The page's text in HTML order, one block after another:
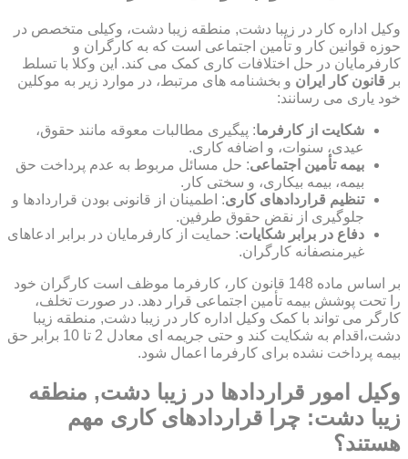
وکیل اداره کار در زیبا دشت, منطقه زیبا دشت، وکیلی متخصص در
حوزه قوانین کار و تأمین اجتماعی است که به کارگران و
کارفرمایان در حل اختلافات کاری کمک می کند. این وکلا با تسلط
بر قانون کار ایران و بخشنامه های مرتبط، در موارد زیر به موکلین
خود یاری می رسانند:
شکایت از کارفرما: پیگیری مطالبات معوقه مانند حقوق،
عیدی، سنوات، و اضافه کاری.
بیمه تأمین اجتماعی: حل مسائل مربوط به عدم پرداخت حق
بیمه، بیمه بیکاری، و سختی کار.
تنظیم قراردادهای کاری: اطمینان از قانونی بودن قراردادها و
جلوگیری از نقض حقوق طرفین.
دفاع در برابر شکایات: حمایت از کارفرمایان در برابر ادعاهای
غیرمنصفانه کارگران.
بر اساس ماده 148 قانون کار، کارفرما موظف است کارگران خود
را تحت پوشش بیمه تأمین اجتماعی قرار دهد. در صورت تخلف،
کارگر می تواند با کمک وکیل اداره کار در زیبا دشت, منطقه زیبا
دشت،اقدام به شکایت کند و حتی جریمه ای معادل 2 تا 10 برابر حق
بیمه پرداخت نشده برای کارفرما اعمال شود.
وکیل امور قراردادها در زیبا دشت, منطقه
زیبا دشت: چرا قراردادهای کاری مهم
هستند؟